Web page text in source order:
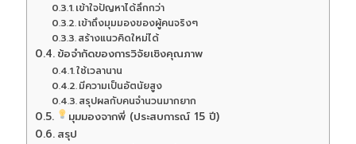
เข้าใจปัญหาได้ลึกกว่า
เข้าถึงมุมมองของผู้คนจริงๆ
สร้างแนวคิดใหม่ได้
ข้อจำกัดของการวิจัยเชิงคุณภาพ
ใช้เวลานาน
มีความเป็นอัตนัยสูง
สรุปผลกับคนจำนวนมากยาก
มุมมองจากพี่ (ประสบการณ์ 15 ปี)
สรุป